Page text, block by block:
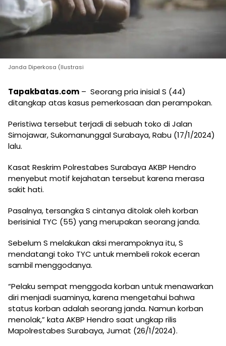
Janda Diperkosa (Ilustrasi
Tapakbatas.com – Seorang pria inisial S (44)
ditangkap atas kasus pemerkosaan dan perampokan.
Peristiwa tersebut terjadi di sebuah toko di Jalan
Simojawar, Sukomanunggal Surabaya, Rabu (17/1/2024)
lalu.
Kasat Reskrim Polrestabes Surabaya AKBP Hendro
menyebut motif kejahatan tersebut karena merasa
sakit hati.
Pasalnya, tersangka S cintanya ditolak oleh korban
berisinial TYC (55) yang merupakan seorang janda.
Sebelum S melakukan aksi merampoknya itu, S
mendatangi toko TYC untuk membeli rokok eceran
sambil menggodanya.
“Pelaku sempat menggoda korban untuk menawarkan
diri menjadi suaminya, karena mengetahui bahwa
status korban adalah seorang janda. Namun korban
menolak,” kata AKBP Hendro saat ungkap rilis
Mapolrestabes Surabaya, Jumat (26/1/2024).